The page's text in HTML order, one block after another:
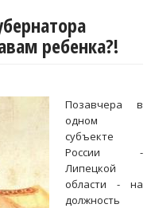
ребенка?!
Позавчера в
одном
субъекте
России -
Липецкой
области - на
должность